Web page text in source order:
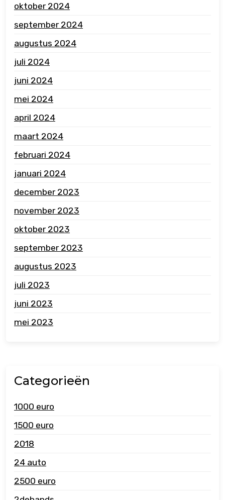
oktober 2024
september 2024
augustus 2024
juli 2024
juni 2024
mei 2024
april 2024
maart 2024
februari 2024
januari 2024
december 2023
november 2023
oktober 2023
september 2023
augustus 2023
juli 2023
juni 2023
mei 2023
Categorieën
1000 euro
1500 euro
2018
24 auto
2500 euro